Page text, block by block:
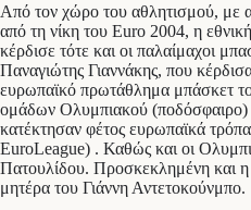
Από τον χώρο του αθλητισμού,
από τη νίκη του Euro 2004, η
κέρδισε τότε και οι παλαίμαχοι
Παναγιώτης Γιαννάκης, που
ευρωπαϊκό πρωτάθλημα μπάσκετ
ομάδων Ολυμπιακού
κατέκτησαν φέτος ευρωπαϊκά
EuroLeague) . Καθώς και οι
Πατουλίδου. Προσκεκλημένη και
μητέρα του Γιάννη Αντετοκούνμπο.